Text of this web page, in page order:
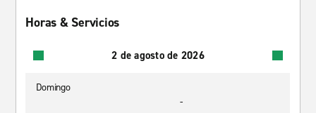
Horas & Servicios
2 de agosto de 2026
Domingo
-